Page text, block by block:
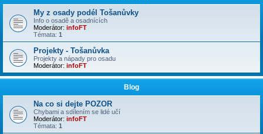
My z osady podél Tošanůvky
Info o osadě a osadnících
Moderátor: infoFT
Témata: 1
Projekty - Tošanůvka
Projekty a nápady pro osadu
Moderátor: infoFT
Blog
Na co si dejte POZOR
Chybami a sdílením se lidé učí
Moderátor: infoFT
Témata: 1